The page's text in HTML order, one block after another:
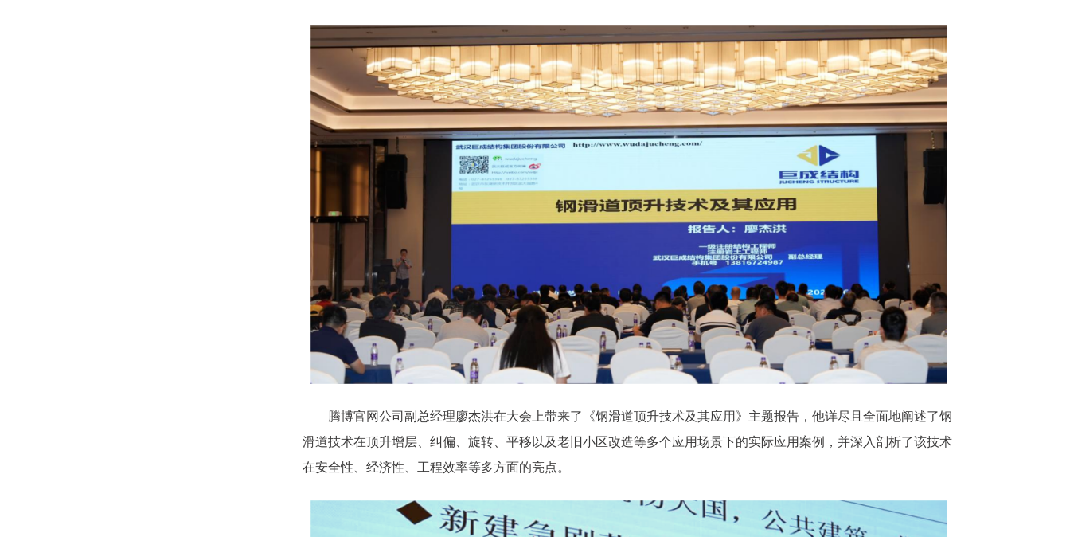
腾博官网公司副总经理廖杰洪在大会上带来了《钢滑道顶升技术及其应用》主题报告，他详尽且全面地阐述了钢
滑道技术在顶升增层、纠偏、旋转、平移以及老旧小区改造等多个应用场景下的实际应用案例，并深入剖析了该技术
在安全性、经济性、工程效率等多方面的亮点。